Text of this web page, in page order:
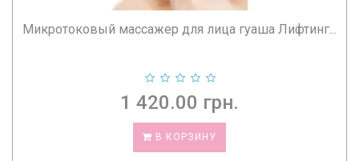
Микротоковый массажер для лица гуаша Лифтинг...
1 420.00 грн.
В КОРЗИНУ